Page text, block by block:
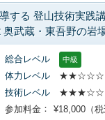
する 登山技術実践
奥武蔵・東吾野の岩
総合レベル 中級
体力レベル
★★☆☆☆
技術レベル
★★★☆☆
参加料金
¥18,000（税